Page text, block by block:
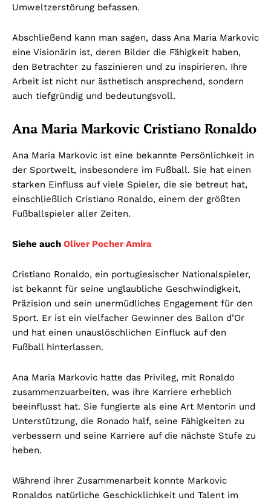
Umweltzerstörung befassen.
Abschließend kann man sagen, dass Ana Maria Markovic
eine Visionärin ist, deren Bilder die Fähigkeit haben,
den Betrachter zu faszinieren und zu inspirieren. Ihre
Arbeit ist nicht nur ästhetisch ansprechend, sondern
auch tiefgründig und bedeutungsvoll.
Ana Maria Markovic Cristiano Ronaldo
Ana Maria Markovic ist eine bekannte Persönlichkeit in
der Sportwelt, insbesondere im Fußball. Sie hat einen
starken Einfluss auf viele Spieler, die sie betreut hat,
einschließlich Cristiano Ronaldo, einem der größten
Fußballspieler aller Zeiten.
Siehe auch Oliver Pocher Amira
Cristiano Ronaldo, ein portugiesischer Nationalspieler,
ist bekannt für seine unglaubliche Geschwindigkeit,
Präzision und sein unermüdliches Engagement für den
Sport. Er ist ein vielfacher Gewinner des Ballon d’Or
und hat einen unauslöschlichen Einfluck auf den
Fußball hinterlassen.
Ana Maria Markovic hatte das Privileg, mit Ronaldo
zusammenzuarbeiten, was ihre Karriere erheblich
beeinflusst hat. Sie fungierte als eine Art Mentorin und
Unterstützung, die Ronado half, seine Fähigkeiten zu
verbessern und seine Karriere auf die nächste Stufe zu
heben.
Während ihrer Zusammenarbeit konnte Markovic
Ronaldos natürliche Geschicklichkeit und Talent im